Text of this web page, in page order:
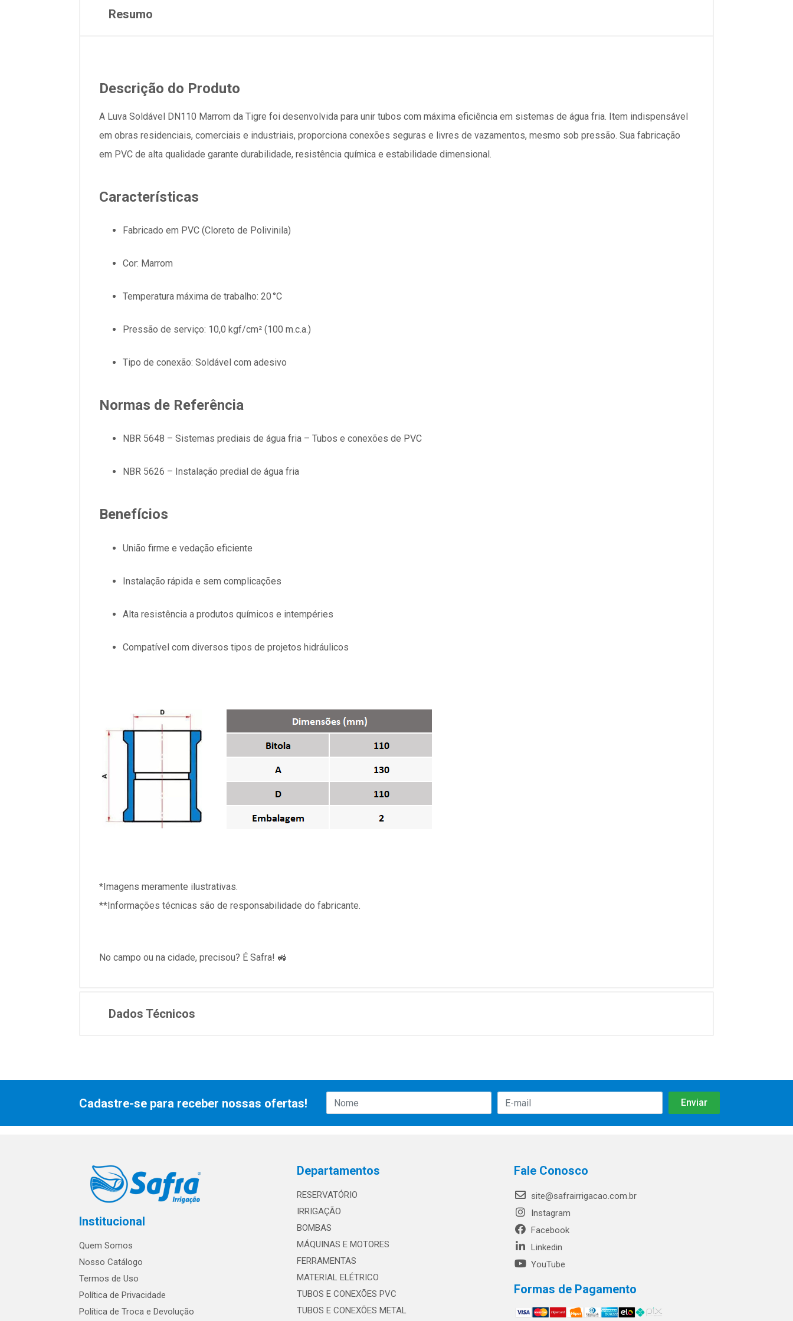
Resumo
Descrição do Produto
A Luva Soldável DN110 Marrom da Tigre foi desenvolvida para unir tubos com máxima eficiência em sistemas de água fria. Item indispensável
em obras residenciais, comerciais e industriais, proporciona conexões seguras e livres de vazamentos, mesmo sob pressão. Sua fabricação
em PVC de alta qualidade garante durabilidade, resistência química e estabilidade dimensional.
Características
Fabricado em PVC (Cloreto de Polivinila)
Cor: Marrom
Temperatura máxima de trabalho: 20 °C
Pressão de serviço: 10,0 kgf/cm² (100 m.c.a.)
Tipo de conexão: Soldável com adesivo
Normas de Referência
NBR 5648 – Sistemas prediais de água fria – Tubos e conexões de PVC
NBR 5626 – Instalação predial de água fria
Benefícios
União firme e vedação eficiente
Instalação rápida e sem complicações
Alta resistência a produtos químicos e intempéries
Compatível com diversos tipos de projetos hidráulicos
*Imagens meramente ilustrativas.
**Informações técnicas são de responsabilidade do fabricante.
No campo ou na cidade, precisou? É Safra! 🚜
Dados Técnicos
Cadastre-se para receber nossas ofertas!
Institucional
Quem Somos
Nosso Catálogo
Termos de Uso
Política de Privacidade
Política de Troca e Devolução
Departamentos
RESERVATÓRIO
IRRIGAÇÃO
BOMBAS
MÁQUINAS E MOTORES
FERRAMENTAS
MATERIAL ELÉTRICO
TUBOS E CONEXÕES PVC
TUBOS E CONEXÕES METAL
Fale Conosco
site@safrairrigacao.com.br
Instagram
Facebook
Linkedin
YouTube
Formas de Pagamento